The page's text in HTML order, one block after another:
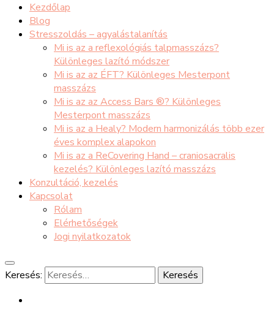
Kezdőlap
Blog
Stresszoldás – agyalástalanítás
Mi is az a reflexológiás talpmasszázs?
Különleges lazító módszer
Mi is az az ÉFT? Különleges Mesterpont
masszázs
Mi is az az Access Bars ®? Különleges
Mesterpont masszázs
Mi is az a Healy? Modern harmonizálás több ezer
éves komplex alapokon
Mi is az a ReCovering Hand – craniosacralis
kezelés? Különleges lazító masszázs
Konzultáció, kezelés
Kapcsolat
Rólam
Elérhetőségek
Jogi nyilatkozatok
Keresés: